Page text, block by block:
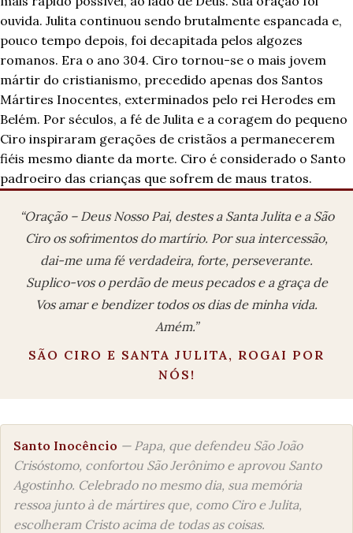
ouvida. Julita continuou sendo brutalmente espancada e,
pouco tempo depois, foi decapitada pelos algozes
romanos. Era o ano 304. Ciro tornou-se o mais jovem
mártir do cristianismo, precedido apenas dos Santos
Mártires Inocentes, exterminados pelo rei Herodes em
Belém. Por séculos, a fé de Julita e a coragem do pequeno
Ciro inspiraram gerações de cristãos a permanecerem
fiéis mesmo diante da morte. Ciro é considerado o Santo
padroeiro das crianças que sofrem de maus tratos.
“Oração – Deus Nosso Pai, destes a Santa Julita e a São
Ciro os sofrimentos do martírio. Por sua intercessão,
dai-me uma fé verdadeira, forte, perseverante.
Suplico-vos o perdão de meus pecados e a graça de
Vos amar e bendizer todos os dias de minha vida.
Amém.”
SÃO CIRO E SANTA JULITA, ROGAI POR
NÓS!
Santo Inocêncio — Papa, que defendeu São João
Crisóstomo, confortou São Jerônimo e aprovou Santo
Agostinho. Celebrado no mesmo dia, sua memória
ressoa junto à de mártires que, como Ciro e Julita,
escolheram Cristo acima de todas as coisas.